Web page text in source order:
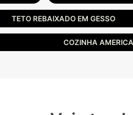
TETO REBAIXADO EM GESSO
COZINHA